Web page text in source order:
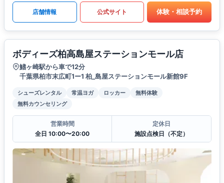
店舗情報 公式サイト 体験・相談予約
ボディーズ柏高島屋ステーションモール店
鰭ヶ崎駅から車で12分
千葉県柏市末広町1ー1 柏_島屋ステーションモール新館9F
シューズレンタル 常温ヨガ ロッカー
無料体験
無料カウンセリング
営業時間
全日 10:00〜20:00
定休日
施設点検日（不定）